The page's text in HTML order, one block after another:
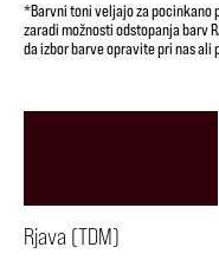
*Barvni toni veljajo za pocinkano
zaradi možnosti odstopanja barv
da izbor barve opravite pri nas ali
Rjava (TDM)